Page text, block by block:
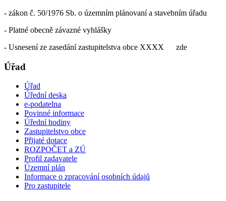
- zákon č. 50/1976 Sb. o územním plánovaní a stavebním úřadu
- Platné obecně závazné vyhlášky
- Usnesení ze zasedání zastupitelstva obce XXXX zde
Úřad
Úřad
Úřední deska
e-podatelna
Povinné informace
Úřední hodiny
Zastupitelstvo obce
Přijaté dotace
ROZPOČET a ZÚ
Profil zadavatele
Územní plán
Informace o zpracování osobních údajů
Pro zastupitele